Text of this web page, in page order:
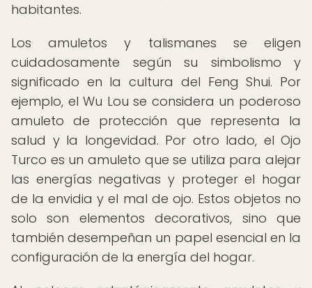
habitantes.
Los amuletos y talismanes se eligen
cuidadosamente según su simbolismo y
significado en la cultura del Feng Shui. Por
ejemplo, el Wu Lou se considera un poderoso
amuleto de protección que representa la
salud y la longevidad. Por otro lado, el Ojo
Turco es un amuleto que se utiliza para alejar
las energías negativas y proteger el hogar
de la envidia y el mal de ojo. Estos objetos no
solo son elementos decorativos, sino que
también desempeñan un papel esencial en la
configuración de la energía del hogar.